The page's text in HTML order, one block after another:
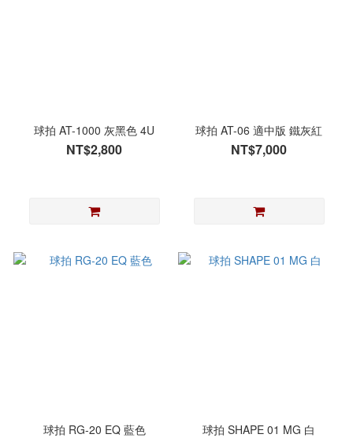
球拍 AT-1000 灰黑色 4U
NT$2,800
球拍 AT-06 適中版 鐵灰紅
NT$7,000
球拍 RG-20 EQ 藍色 球拍 SHAPE 01 MG 白